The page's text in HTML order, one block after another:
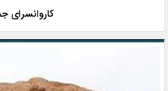
کاروانسرای